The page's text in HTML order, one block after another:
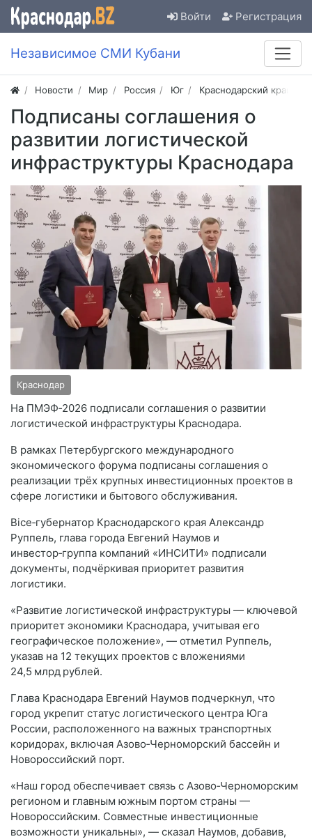
Войти Регистрация
Независимое СМИ Кубани
Новости Мир Россия Юг Краснодарский край
Подписаны соглашения о
развитии логистической
инфраструктуры Краснодара
Краснодар
На ПМЭФ‑2026 подписали соглашения о развитии
логистической инфраструктуры Краснодара.
В рамках Петербургского международного
экономического форума подписаны соглашения о
реализации трёх крупных инвестиционных проектов в
сфере логистики и бытового обслуживания.
Вice‑губернатор Краснодарского края Александр
Руппель, глава города Евгений Наумов и
инвестор‑группа компаний «ИНСИТИ» подписали
документы, подчёркивая приоритет развития
логистики.
«Развитие логистической инфраструктуры — ключевой
приоритет экономики Краснодара, учитывая его
географическое положение», — отметил Руппель,
указав на 12 текущих проектов с вложениями
24,5 млрд рублей.
Глава Краснодара Евгений Наумов подчеркнул, что
город укрепит статус логистического центра Юга
России, расположенного на важных транспортных
коридорах, включая Азово‑Черноморский бассейн и
Новороссийский порт.
«Наш город обеспечивает связь с Азово‑Черноморским
регионом и главным южным портом страны —
Новороссийским. Совместные инвестиционные
возможности уникальны», — сказал Наумов, добавив,